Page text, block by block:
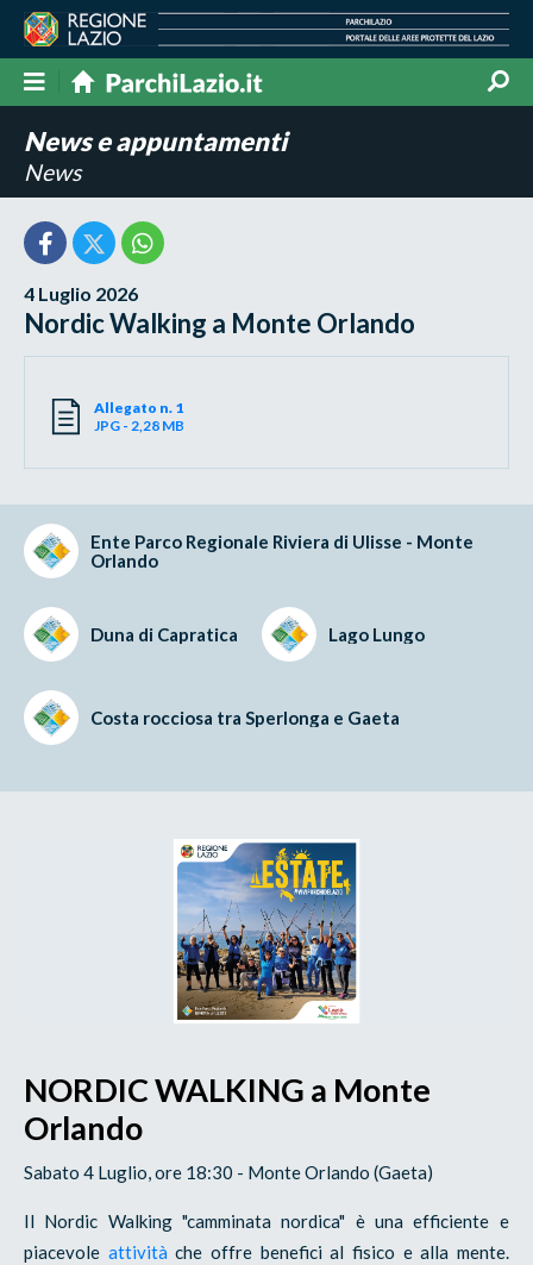
News e appuntamenti
News
4 Luglio 2026
Nordic Walking a Monte Orlando
Allegato n. 1
JPG - 2,28 MB
Ente Parco Regionale Riviera di Ulisse - Monte
Orlando
Duna di Capratica Lago Lungo
Costa rocciosa tra Sperlonga e Gaeta
NORDIC WALKING a Monte
Orlando
Sabato 4 Luglio, ore 18:30 - Monte Orlando (Gaeta)
Il Nordic Walking "camminata nordica" è una efficiente e
piacevole attività che offre benefici al fisico e alla mente.